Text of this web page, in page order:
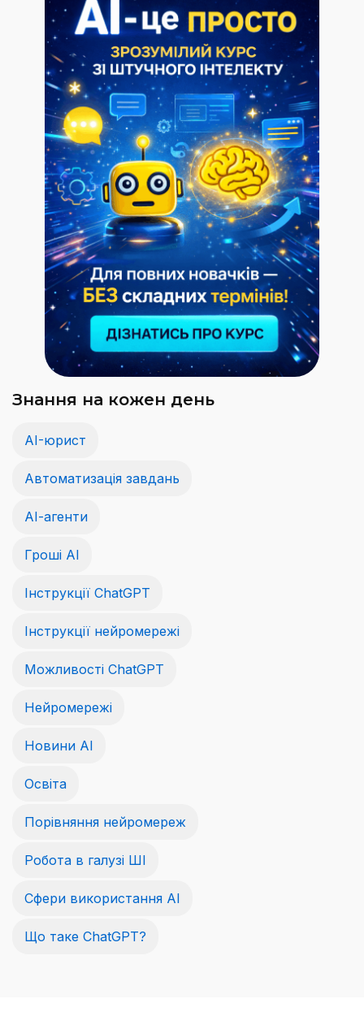
Знання на кожен день
AI-юрист
Автоматизація завдань
АІ-агенти
Гроші АІ
Інструкції ChatGPT
Інструкції нейромережі
Можливості ChatGPT
Нейромережі
Новини AI
Освіта
Порівняння нейромереж
Робота в галузі ШІ
Сфери використання AI
Що таке ChatGPT?